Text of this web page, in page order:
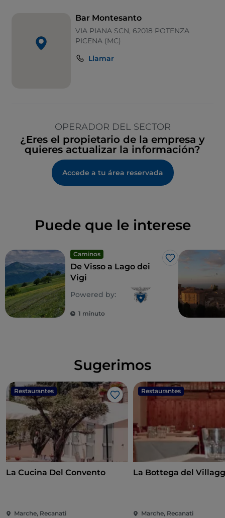
Bar Montesanto
VIA PIANA SCN, 62018 POTENZA
PICENA (MC)
Llamar
OPERADOR DEL SECTOR
¿Eres el propietario de la empresa y
quieres actualizar la información?
Accede a tu área reservada
Puede que le interese
Caminos
Me gusta
De Visso a Lago dei
Vigi
Powered by:
1 minuto
Sugerimos
Restaurantes
Me gusta
La Cucina Del Convento
Marche, Recanati
Restaurantes
La Bottega del
Marche, Recanati